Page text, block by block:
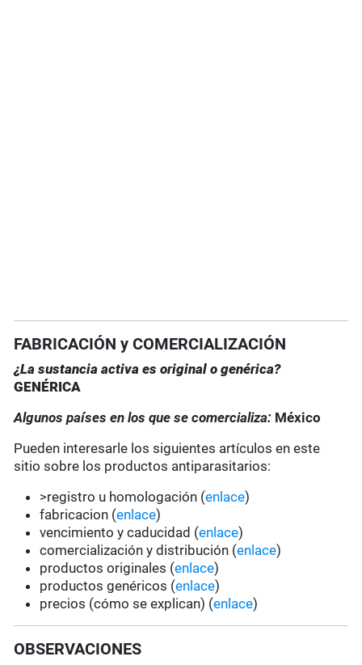
FABRICACIÓN y COMERCIALIZACIÓN
¿La sustancia activa es original o genérica?
GENÉRICA
Algunos países en los que se comercializa: México
Pueden interesarle los siguientes artículos en este
sitio sobre los productos antiparasitarios:
>registro u homologación (enlace)
fabricacion (enlace)
vencimiento y caducidad (enlace)
comercialización y distribución (enlace)
productos originales (enlace)
productos genéricos (enlace)
precios (cómo se explican) (enlace)
OBSERVACIONES